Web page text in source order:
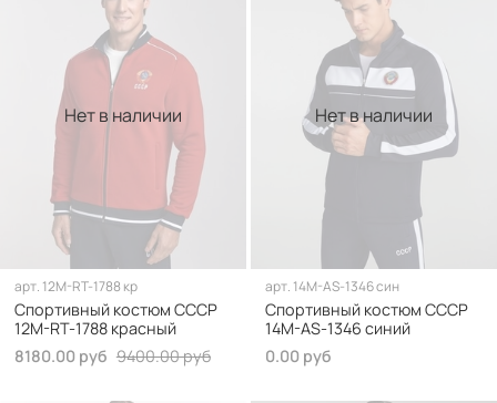
Нет в наличии
арт. 12M-RT-1788 кр
Спортивный костюм СССР
12M-RT-1788 красный
8180.00 руб 9400.00 руб
Нет в наличии
арт. 14M-AS-1346 син
Спортивный костюм СССР
14M-AS-1346 синий
0.00 руб